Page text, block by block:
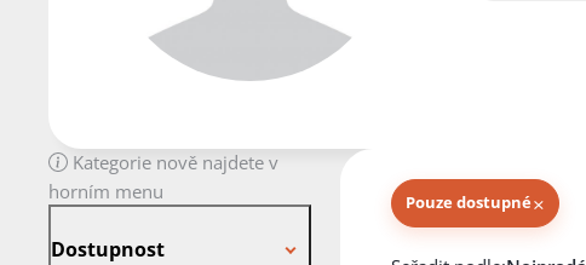
Kategorie nově najdete v
horním menu
Dostupnost
Pouze dostupné×
Knihy autora